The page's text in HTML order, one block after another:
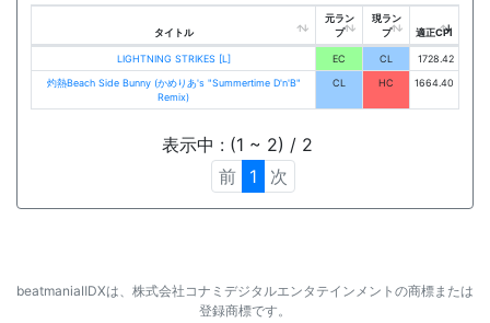
タイトル
元ラン
プ
現ラン
プ
適正CPI
LIGHTNING STRIKES [L] EC CL
1728.42
灼熱Beach Side Bunny (かめりあ's "Summertime D'n'B"
Remix)
CL HC 1664.40
表示中 : (1 ~ 2) / 2
前
1 次
beatmaniaⅡDXは、株式会社コナミデジタルエンタテインメントの商標または
登録商標です。